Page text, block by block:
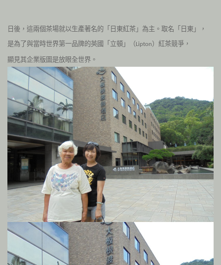
日後，這兩個茶場就以生產著名的「日東紅茶」為主。取名「日東」，
是為了與當時世界第一品牌的英國「立頓」（Lipton）紅茶競爭，
顯見其企業版圖是放眼全世界。